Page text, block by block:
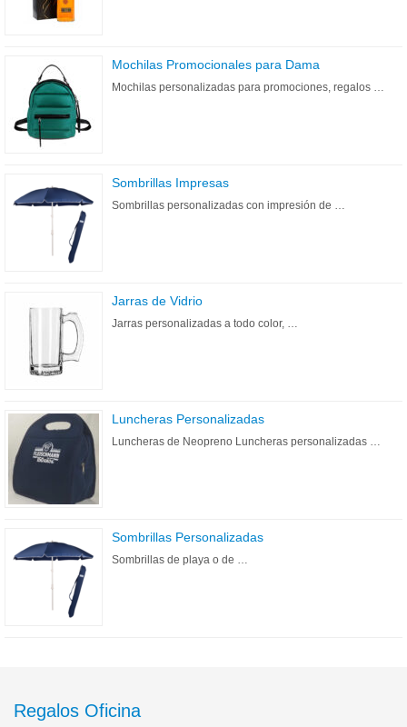
Mochilas Promocionales para Dama
Mochilas personalizadas para promociones, regalos …
Sombrillas Impresas
Sombrillas personalizadas con impresión de …
Jarras de Vidrio
Jarras personalizadas a todo color, …
Luncheras Personalizadas
Luncheras de Neopreno Luncheras personalizadas …
Sombrillas Personalizadas
Sombrillas de playa o de …
Regalos Oficina